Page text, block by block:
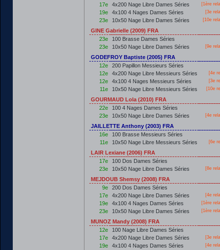
17e
4x200 Nage Libre Dames Séries [1ère
19e 4x100 4 Nages Dames Séries [3e
23e 10x50 Nage Libre Dames Séries [10e
GINE Gabrielle (2009) FRA
23e
100 Brasse Dames Séries
23e
10x50 Nage Libre Dames Séries [9e
GODEFROY Baptiste (2005) FRA
12e
200 Papillon Messieurs Séries
12e
4x200 Nage Libre Messieurs Séries [4e
12e 4x100 4 Nages Messieurs Séries [3e
11e 10x50 Nage Libre Messieurs Séries [10e
GOURMAUD Lola (2010) FRA
22e
100 4 Nages Dames Séries
23e
10x50 Nage Libre Dames Séries [4e
JAILLETTE Anthony (2003) FRA
16e
100 Brasse Messieurs Séries
11e
10x50 Nage Libre Messieurs Séries [6e
LAIR Lexiane (2006) FRA
17e
100 Dos Dames Séries
23e
10x50 Nage Libre Dames Séries [8e
MEJDOUB Shemsy (2008) FRA
9e
200 Dos Dames Séries
17e
4x200 Nage Libre Dames Séries [4e
19e 4x100 4 Nages Dames Séries [1ère
23e 10x50 Nage Libre Dames Séries [1ère
MUNOZ Mandy (2008) FRA
12e
100 Nage Libre Dames Séries
17e
4x200 Nage Libre Dames Séries [3e
19e 4x100 4 Nages Dames Séries [4e